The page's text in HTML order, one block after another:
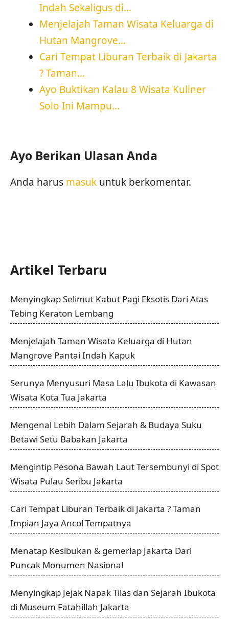
Indah Sekaligus di…
Menjelajah Taman Wisata Keluarga di
Hutan Mangrove…
Cari Tempat Liburan Terbaik di Jakarta
? Taman…
Ayo Buktikan Kalau 8 Wisata Kuliner
Solo Ini Mampu…
Ayo Berikan Ulasan Anda
Anda harus masuk untuk berkomentar.
Artikel Terbaru
Menyingkap Selimut Kabut Pagi Eksotis Dari Atas
Tebing Keraton Lembang
Menjelajah Taman Wisata Keluarga di Hutan
Mangrove Pantai Indah Kapuk
Serunya Menyusuri Masa Lalu Ibukota di Kawasan
Wisata Kota Tua Jakarta
Mengenal Lebih Dalam Sejarah & Budaya Suku
Betawi Setu Babakan Jakarta
Mengintip Pesona Bawah Laut Tersembunyi di Spot
Wisata Pulau Seribu Jakarta
Cari Tempat Liburan Terbaik di Jakarta ? Taman
Impian Jaya Ancol Tempatnya
Menatap Kesibukan & gemerlap Jakarta Dari
Puncak Monumen Nasional
Menyingkap Jejak Napak Tilas dan Sejarah Ibukota
di Museum Fatahillah Jakarta